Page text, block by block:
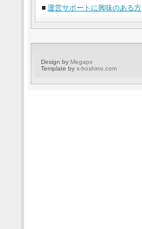
■ 運営サポートに興味のある方
Design by Megapx
Template by s-hoshino.com